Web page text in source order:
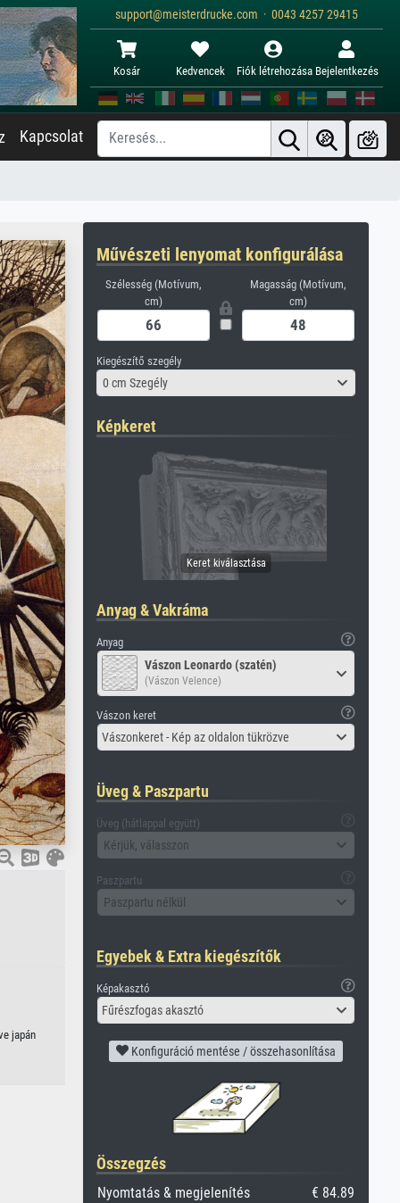
support@meisterdrucke.com · 0043 4257 29415
Kosár Kedvencek Fiók létrehozása Bejelentkezés
Kapcsolat
japán
Művészeti lenyomat konfigurálása
Szélesség (Motívum,
cm)
Magasság (Motívum,
cm)
Kiegészítő szegély
0 cm Szegély
Képkeret
Anyag & Vakráma
Anyag
Vászon Leonardo (szatén)
(Vászon Velence)
Vászon keret
Vászonkeret - Kép az oldalon tükrözve
Üveg & Paszpartu
Üveg (hátlappal együtt)
Kérjük, válasszon
Paszpartu
Paszpartu nélkül
Egyebek & Extra kiegészítők
Képakasztó
Fűrészfogas akasztó
Konfiguráció mentése / összehasonlítása
Összegzés
Nyomtatás & megjelenítés
€ 84.89